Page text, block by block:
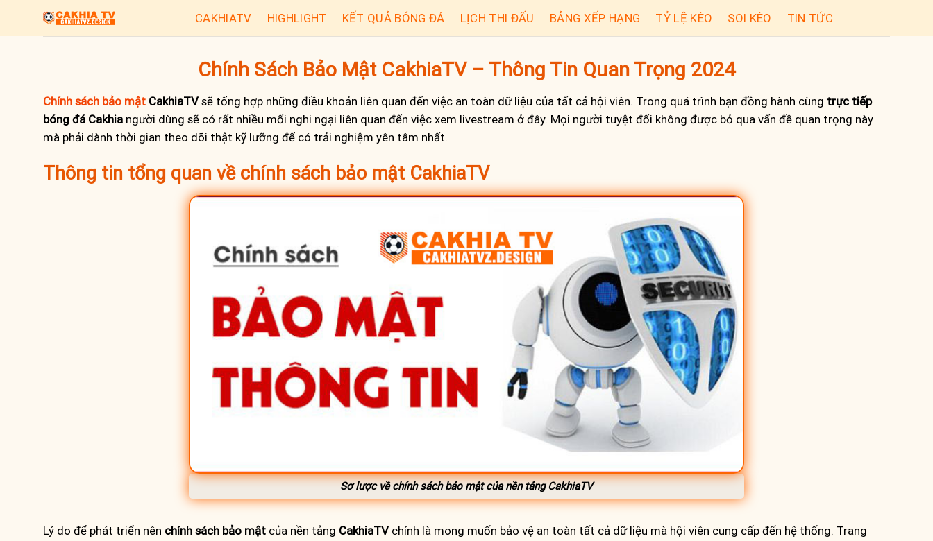
CAKHIATV HIGHLIGHT KẾT QUẢ BÓNG ĐÁ LỊCH THI ĐẤU BẢNG XẾP HẠNG TỶ LỆ KÈO SOI KÈO TIN TỨC
Chính Sách Bảo Mật CakhiaTV – Thông Tin Quan Trọng 2024
Chính sách bảo mật CakhiaTVsẽ tổng hợp những điều khoản liên quan đến việc an toàn dữ liệu của tất cả hội viên. Trong quá trình bạn đồng hành cùng trực tiếp
bóng đá Cakhia người dùng sẽ có rất nhiều mối nghi ngại liên quan đến việc xem livestream ở đây. Mọi người tuyệt đối không được bỏ qua vấn đề quan trọng này
mà phải dành thời gian theo dõi thật kỹ lưỡng để có trải nghiệm yên tâm nhất.
Thông tin tổng quan về chính sách bảo mật CakhiaTV
Sơ lược về chính sách bảo mật của nền tảng CakhiaTV
Lý do để phát triển nên chính sách bảo mật của nền tảng CakhiaTVchính là mong muốn bảo vệ an toàn tất cả dữ liệu mà hội viên cung cấp đến hệ thống. Trang